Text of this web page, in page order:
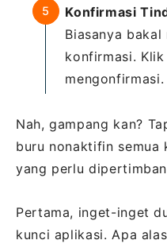
Konfirmasi
Biasanya
konfirmasi. Klik
mengonfirmasi.
Nah, gampang kan?
buru nonaktifin semua
yang perlu
Pertama, inget-inget
kunci aplikasi. Apa